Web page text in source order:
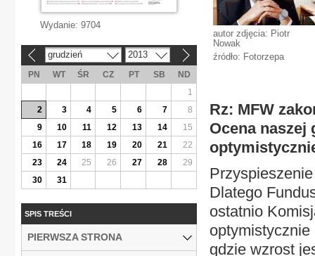
autor zdjęcia: Piotr
Nowak
źródło: Fotorzepa
Rz: MFW
Ocena naszej
Dlatego
ostatnio
gdzie wzrost
Wydanie: 9704
grudzień 2013
PN WT ŚR CZ PT SB
ND
1
2
3 4 5 6 7
8
9
10 11 12 13 14
15
16
17 18 19 20 21
22
23
24 25 26 27 28
29
30
31
SPIS TREŚCI
PIERWSZA STRONA